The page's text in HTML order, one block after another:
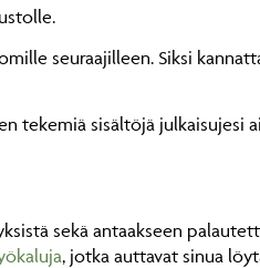
seuraajilleen. Siksi
tekemiä sisältöjä julkaisujesi
sekä antaakseen
, jotka auttavat sinua